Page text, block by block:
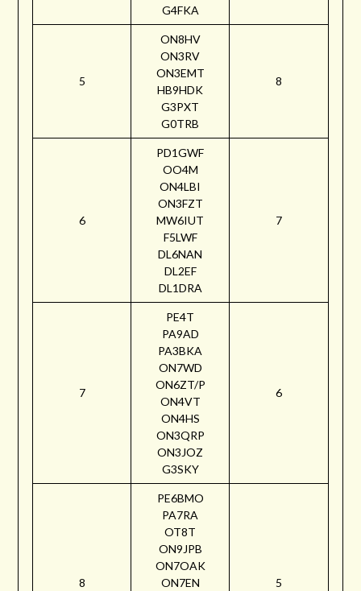
G4FKA
5
ON8HV
ON3RV
ON3EMT
HB9HDK
G3PXT
G0TRB
8
6
PD1GWF
OO4M
ON4LBI
ON3FZT
MW6IUT
F5LWF
DL6NAN
DL2EF
DL1DRA
7
7
PE4T
PA9AD
PA3BKA
ON7WD
ON6ZT/P
ON4VT
ON4HS
ON3QRP
ON3JOZ
G3SKY
6
8
PE6BMO
PA7RA
OT8T
ON9JPB
ON7OAK
ON7EN
5